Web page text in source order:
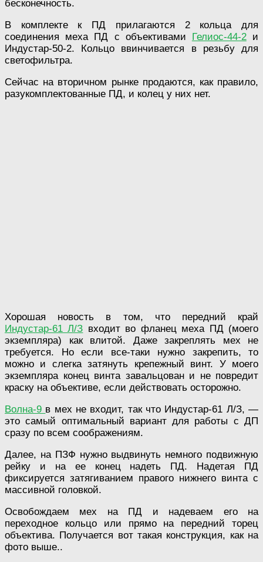
бесконечность.
В комплекте к ПД прилагаются 2 кольца для
соединения меха ПД с объективами Гелиос-44-2и
Индустар-50-2. Кольцо ввинчивается в резьбу для
светофильтра.
Сейчас на вторичном рынке продаются, как правило,
разукомплектованные ПД, и колец у них нет.
Хорошая новость в том, что передний край
Индустар-61 Л/З входит во фланец меха ПД (моего
экземпляра) как влитой. Даже закреплять мех не
требуется. Но если все-таки нужно закрепить, то
можно и слегка затянуть крепежный винт. У моего
экземпляра конец винта завальцован и не повредит
краску на объективе, если действовать осторожно.
Волна-9 в мех не входит, так что Индустар-61 Л/З, —
это самый оптимальный вариант для работы с ДП
сразу по всем соображениям.
Далее, на ПЗФ нужно выдвинуть немного подвижную
рейку и на ее конец надеть ПД. Надетая ПД
фиксируется затягиванием правого нижнего винта с
массивной головкой.
Освобождаем мех на ПД и надеваем его на
переходное кольцо или прямо на передний торец
объектива. Получается вот такая конструкция, как на
фото выше..